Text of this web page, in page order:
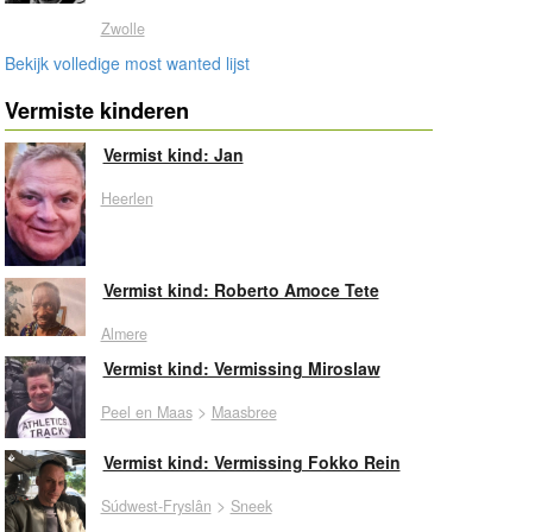
Zwolle
Bekijk volledige most wanted lijst
Vermiste kinderen
Vermist kind: Jan
Heerlen
Vermist kind: Roberto Amoce Tete
Almere
Vermist kind: Vermissing Miroslaw
Peel en Maas> Maasbree
Vermist kind: Vermissing Fokko Rein
Súdwest-Fryslân > Sneek